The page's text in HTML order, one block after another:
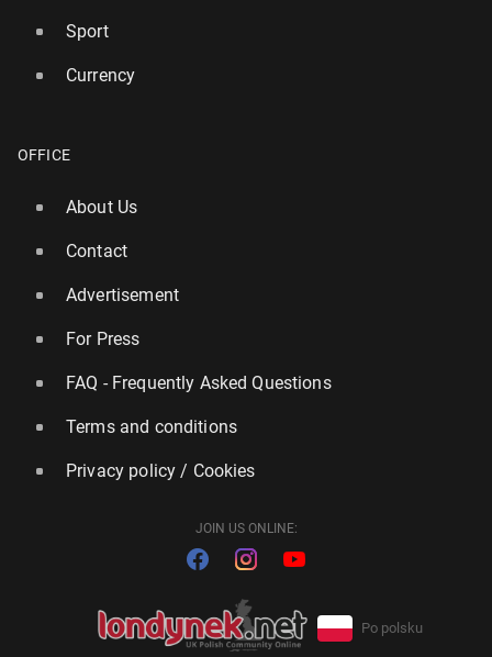
Sport
Currency
OFFICE
About Us
Contact
Advertisement
For Press
FAQ - Frequently Asked Questions
Terms and conditions
Privacy policy / Cookies
JOIN US ONLINE:
Po polsku